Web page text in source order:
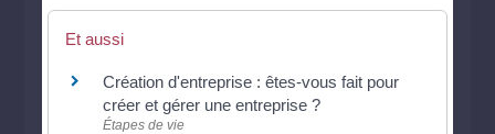
Et aussi
Création d'entreprise : êtes-vous fait pour
créer et gérer une entreprise ?
Étapes de vie